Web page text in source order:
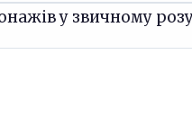
у звичному